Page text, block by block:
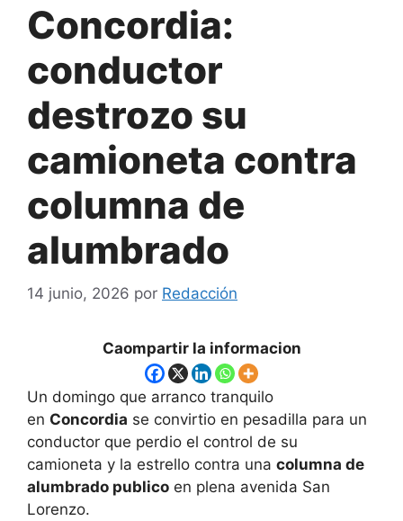
Concordia:
conductor
destrozo su
camioneta contra
columna de
alumbrado
14 junio, 2026 por Redacción
Caompartir la informacion
Un domingo que arranco tranquilo
en Concordia se convirtio en pesadilla para un
conductor que perdio el control de su
camioneta y la estrello contra una columna de
alumbrado publico en plena avenida San
Lorenzo.